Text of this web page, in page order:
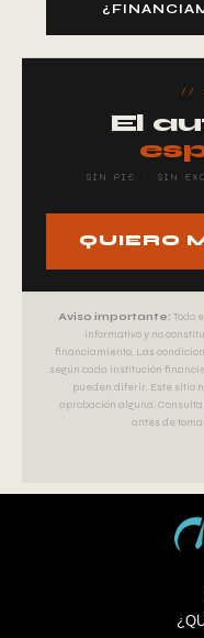
//
El
SIN PIE · SIN
QUIERO
Aviso importante: Todo
informativo y no
financiamiento. Las
según cada institución
pueden diferir. Este sitio
aprobación alguna.
antes de